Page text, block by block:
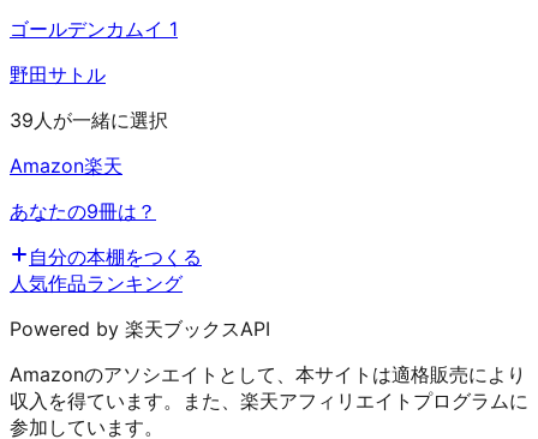
ゴールデンカムイ 1
野田サトル
39人が一緒に選択
Amazon楽天
あなたの9冊は？
自分の本棚をつくる
人気作品ランキング
Powered by 楽天ブックスAPI
Amazonのアソシエイトとして、本サイトは適格販売により
収入を得ています。また、楽天アフィリエイトプログラムに
参加しています。